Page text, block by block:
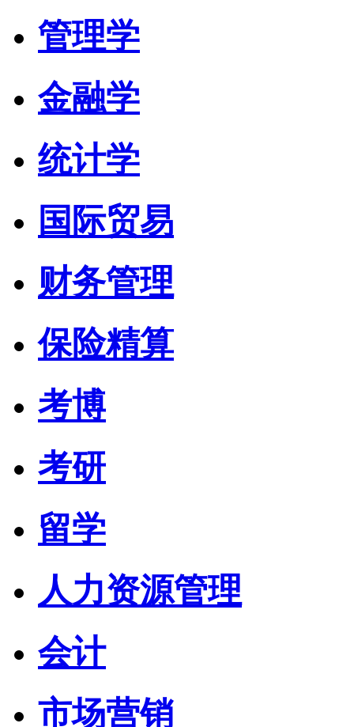
管理学
金融学
统计学
国际贸易
财务管理
保险精算
考博
考研
留学
人力资源管理
会计
市场营销